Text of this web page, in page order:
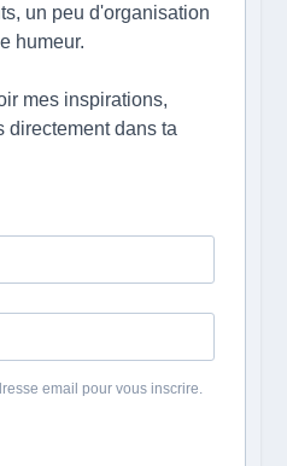
un peu d'organisation
humeur.
mes inspirations,
directement dans ta
email pour vous inscrire.